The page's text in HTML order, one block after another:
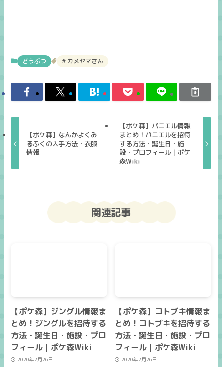
どうぶつ カメヤマさん
【ポケ森】なんかよくみ
るふくの入手方法・衣服
情報
【ポケ森】パニエル情報
まとめ！パニエルを招待
する方法・誕生日・施
設・プロフィール｜ポケ
森Wiki
関連記事
【ポケ森】ジングル情報ま
とめ！ジングルを招待する
方法・誕生日・施設・プロ
フィール｜ポケ森Wiki
2020年2月26日
【ポケ森】コトブキ情報ま
とめ！コトブキを招待する
方法・誕生日・施設・プロ
フィール｜ポケ森Wiki
2020年2月26日